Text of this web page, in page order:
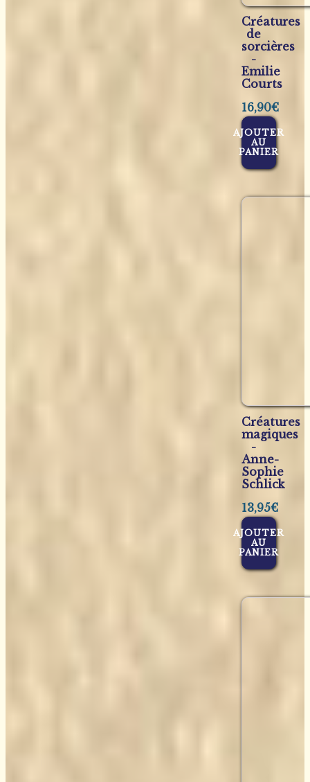
Créatures
de
sorcières
-
Emilie
Courts
16,90€
AJOUTER
AU
PANIER
Créatures
magiques
-
Anne-
Sophie
Schlick
13,95€
AJOUTER
AU
PANIER